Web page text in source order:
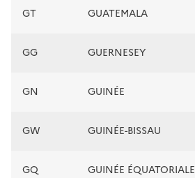
GT GUATEMALA
GG GUERNESEY
GN GUINÉE
GW GUINÉE-BISSAU
GQ GUINÉE ÉQUATORIALE